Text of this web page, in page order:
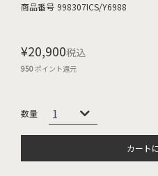
商品番号 998307ICS/Y6988
¥20,900税込
950ポイント還元
カート